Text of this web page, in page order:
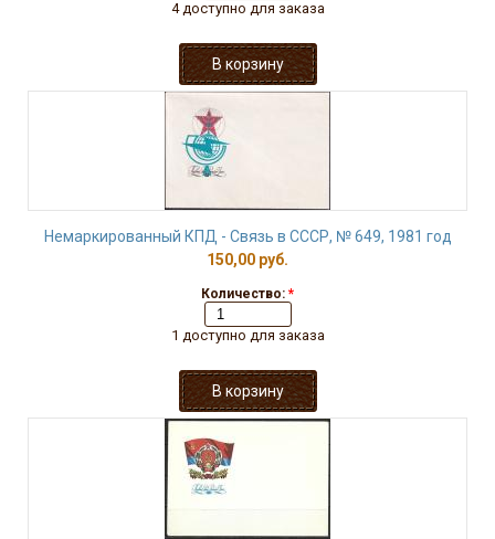
4 доступно для заказа
Немаркированный КПД - Связь в СССР, № 649, 1981 год
150,00 руб.
Количество: *
1 доступно для заказа